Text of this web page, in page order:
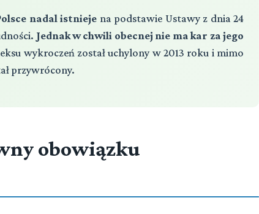
nadal istnieje na podstawie Ustawy z dnia 24
Jednak w chwili obecnej nie ma kar za jego
wykroczeń został uchylony w 2013 roku i mimo
przywrócony.
obowiązku